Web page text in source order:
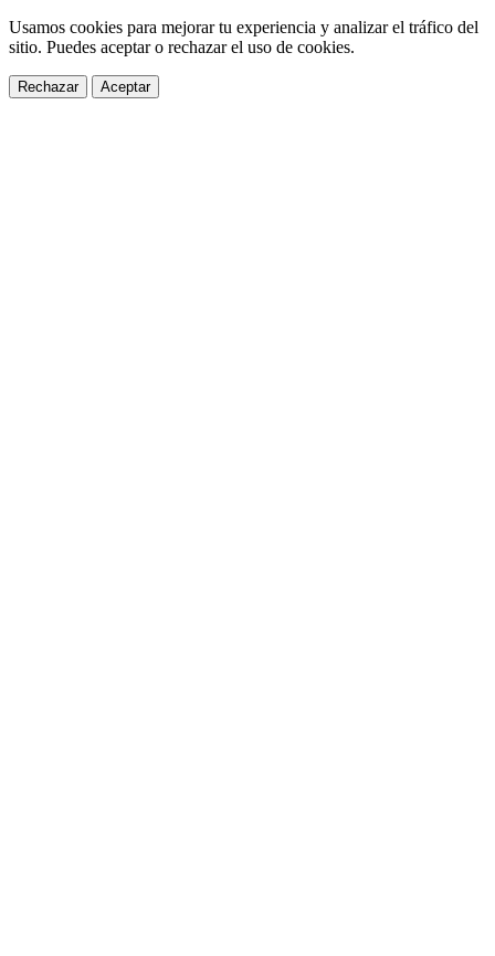
Usamos cookies para mejorar tu experiencia y analizar el tráfico del
sitio. Puedes aceptar o rechazar el uso de cookies.
Rechazar Aceptar